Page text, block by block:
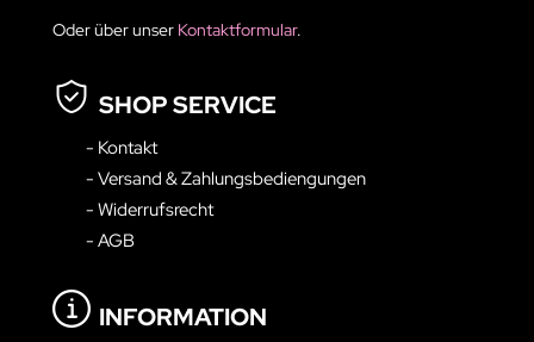
Oder über unser Kontaktformular.
SHOP SERVICE
- Kontakt
- Versand & Zahlungsbediengungen
- Widerrufsrecht
- AGB
INFORMATION